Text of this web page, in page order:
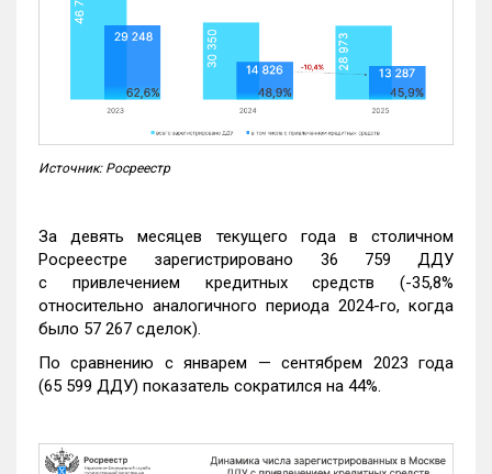
Источник: Росреестр
За девять месяцев текущего года в столичном
Росреестре зарегистрировано 36 759 ДДУ
с привлечением кредитных средств (-35,8%
относительно аналогичного периода 2024-го, когда
было 57 267 сделок).
По сравнению с январем — сентябрем 2023 года
(65 599 ДДУ) показатель сократился на 44%.